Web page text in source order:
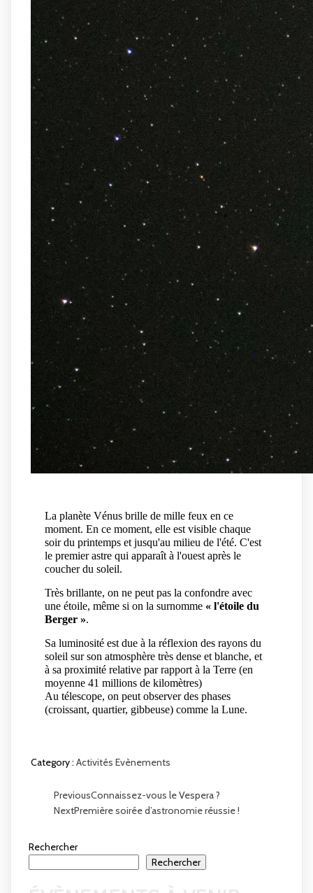
La planète Vénus brille de mille feux en ce
moment. En ce moment, elle est visible chaque
soir du printemps et jusqu'au milieu de l'été. C'est
le premier astre qui apparaît à l'ouest après le
coucher du soleil.
Très brillante, on ne peut pas la confondre avec
une étoile, même si on la surnomme « l'étoile du
Berger ».
Sa luminosité est due à la réflexion des rayons du
soleil sur son atmosphère très dense et blanche, et
à sa proximité relative par rapport à la Terre (en
moyenne 41 millions de kilomètres)
Au télescope, on peut observer des phases
(croissant, quartier, gibbeuse) comme la Lune.
Category : Activités Evènements
PreviousConnaissez-vous le Vespera ?
NextPremière soirée d’astronomie réussie !
Rechercher
Rechercher